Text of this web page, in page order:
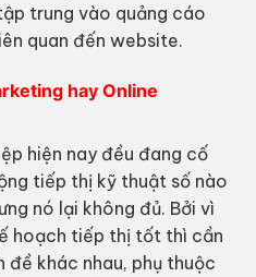
trung vào quảng cáo
quan đến website.
hay Online
hiện nay đều đang cố
tiếp thị kỹ thuật số nào
nó lại không đủ. Bởi vì
hoạch tiếp thị tốt thì cần
đề khác nhau, phụ thuộc